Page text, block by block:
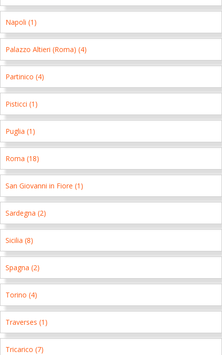
Napoli (1)
Palazzo Altieri (Roma) (4)
Partinico (4)
Pisticci (1)
Puglia (1)
Roma (18)
San Giovanni in Fiore (1)
Sardegna (2)
Sicilia (8)
Spagna (2)
Torino (4)
Traverses (1)
Tricarico (7)